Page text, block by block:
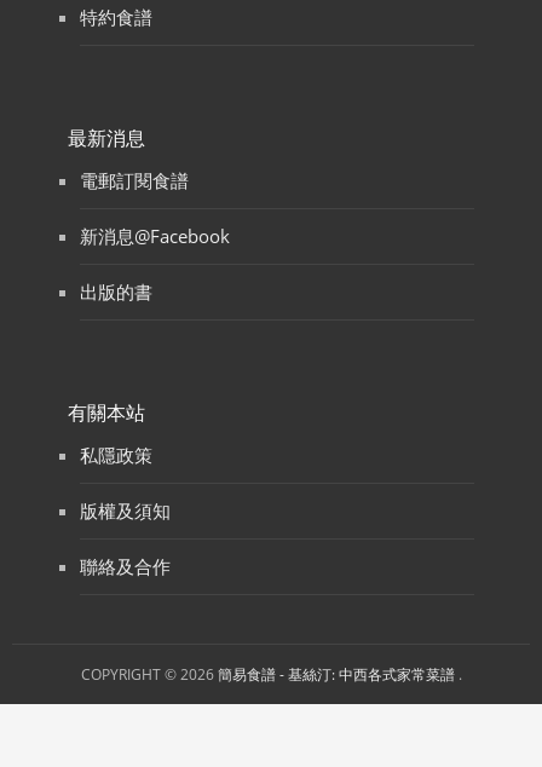
特約食譜
最新消息
電郵訂閱食譜
新消息@Facebook
出版的書
有關本站
私隱政策
版權及須知
聯絡及合作
COPYRIGHT © 2026簡易食譜 - 基絲汀: 中西各式家常菜譜 .